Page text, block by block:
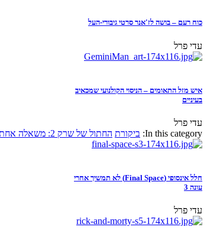
כוח רעם – בושה לז'אנר סרטי גיבורי-העל
עדי פרל
איש מזל התאומים – הניסוי הקולנועי שמכאיב
בעיניים
עדי פרל
In this category: ביקורת החתול של שרק 2: משאלה אחת ודי
חלל אינסופי (Final Space) לא תמשיך אחרי
עונה 3
עדי פרל